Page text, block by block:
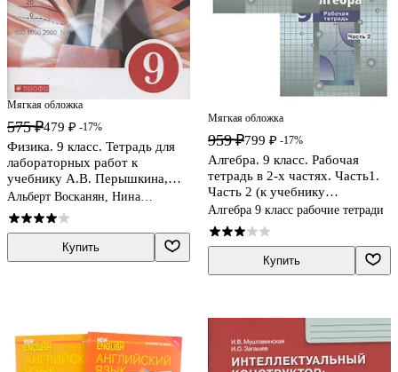
Мягкая обложка
575 ₽479 ₽ -17%
Физика. 9 класс. Тетрадь для
лабораторных работ к
учебнику А.В. Перышкина,
Е.М. Гутник
Альберт Восканян, Нина
Филонович
Купить
Мягкая обложка
959 ₽799 ₽ -17%
Алгебра. 9 класс. Рабочая
тетрадь в 2-х частях. Часть1.
Часть 2 (к учебнику
Никольского)
Алгебра 9 класс рабочие тетради
Купить